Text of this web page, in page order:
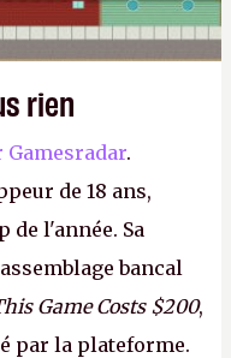
rien
Gamesradar.
de 18 ans,
l'année. Sa
bancal
Game Costs $200,
par la plateforme.